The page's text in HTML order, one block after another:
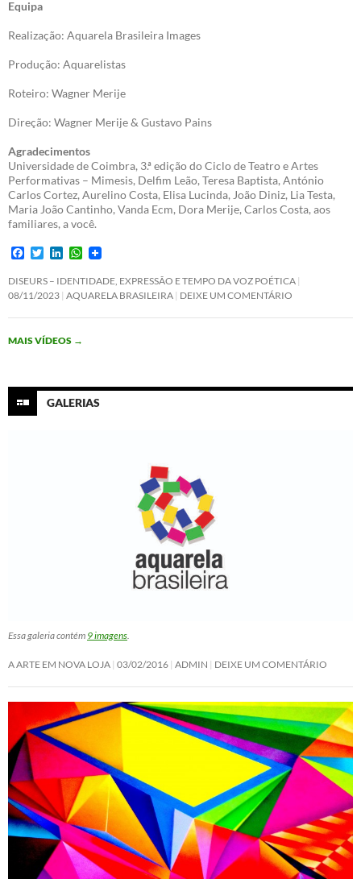
Equipa
Realização: Aquarela Brasileira Images
Produção: Aquarelistas
Roteiro: Wagner Merije
Direção: Wagner Merije & Gustavo Pains
Agradecimentos
Universidade de Coimbra, 3.ª edição do Ciclo de Teatro e Artes
Performativas – Mimesis, Delfim Leão, Teresa Baptista, António
Carlos Cortez, Aurelino Costa, Elisa Lucinda, João Diniz, Lia Testa,
Maria João Cantinho, Vanda Ecm, Dora Merije, Carlos Costa, aos
familiares, a você.
F
c
e
b
o
k
T
i
t
t
e
n
k
e
d
n
W
a
t
s
A
DISEURS – IDENTIDADE, EXPRESSÃO E TEMPO DA VOZ POÉTICA
08/11/2023 AQUARELA BRASILEIRA DEIXE UM COMENTÁRIO
MAIS VÍDEOS →
GALERIAS
Essa galeria contém 9 imagens.
A ARTE EM NOVA LOJA 03/02/2016 ADMIN DEIXE UM COMENTÁRIO